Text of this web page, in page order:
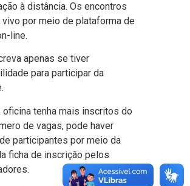
à distância. Os encontros
vivo por meio de plataforma de
line.
apenas se tiver
para participar da
oficina tenha mais inscritos do
de vagas, pode haver
participantes por meio da
ficha de inscrição pelos